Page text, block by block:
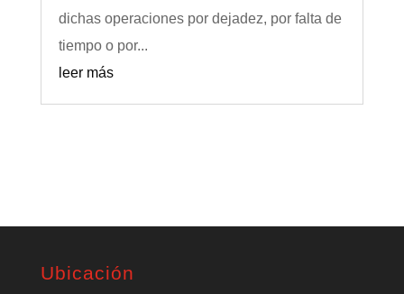
dichas operaciones por dejadez, por falta de
tiempo o por...
leer más
Ubicación